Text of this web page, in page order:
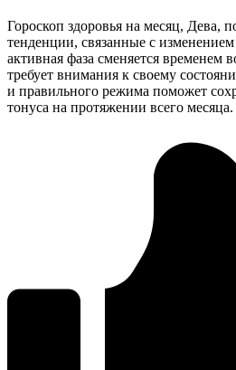
Гороскоп здоровья на месяц, Дева,
тенденции, связанные с
активная фаза сменяется временем
требует внимания к своему
и правильного режима поможет
тонуса на протяжении всего месяца.